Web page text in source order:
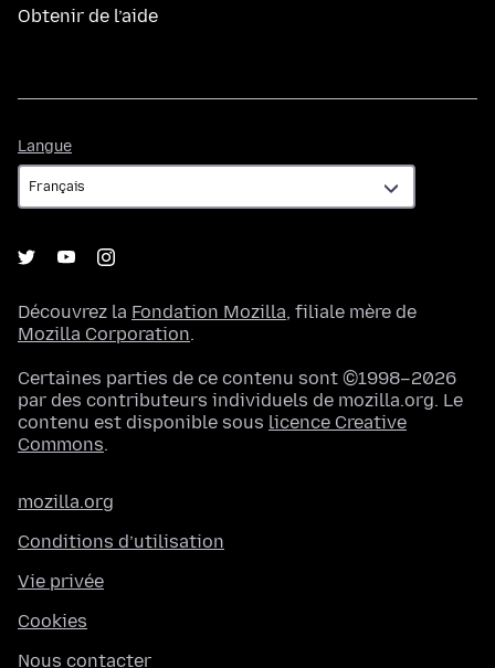
Obtenir de l’aide
Langue
Découvrez la Fondation Mozilla, filiale mère de
Mozilla Corporation.
Certaines parties de ce contenu sont ©1998–2026
par des contributeurs individuels de mozilla.org. Le
contenu est disponible sous licence Creative
Commons.
mozilla.org
Conditions d’utilisation
Vie privée
Cookies
Nous contacter